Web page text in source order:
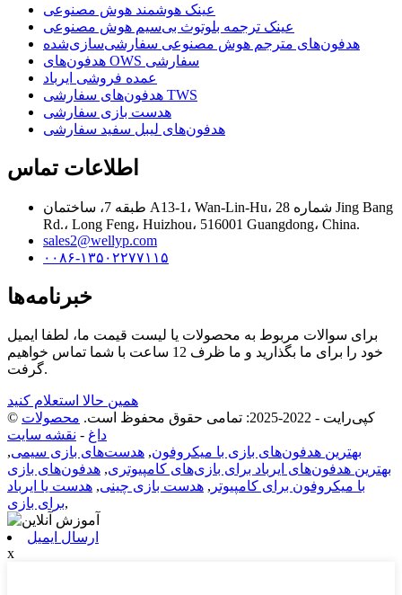
عینک هوشمند هوش مصنوعی
عینک ترجمه بلوتوث بی‌سیم هوش مصنوعی
هدفون‌های مترجم هوش مصنوعی سفارشی‌سازی‌شده
هدفون‌های OWS سفارشی
عمده فروشی ایرباد
هدفون‌های سفارشی TWS
هدست بازی سفارشی
هدفون‌های لیبل سفید سفارشی
اطلاعات تماس
طبقه 7، ساختمان A13-1، Wan-Lin-Hu، شماره 28 Jing Bang
Rd.، Long Feng، Huizhou، 516001 Guangdong، China.
sales2@wellyp.com
۰۰۸۶-۱۳۵۰۲۲۷۷۱۱۵
خبرنامه‌ها
برای سوالات مربوط به محصولات یا لیست قیمت ما، لطفا ایمیل
خود را برای ما بگذارید و ما ظرف 12 ساعت با شما تماس خواهیم
گرفت.
همین حالا استعلام کنید
© کپی‌رایت - 2022-2025: تمامی حقوق محفوظ است.
محصولات
داغ - نقشه سایت
بهترین هدفون‌های بازی با میکروفون, هدست‌های بازی سیمی,
بهترین هدفون‌های ایرباد برای بازی‌های کامپیوتری, هدفون‌های بازی
با میکروفون برای کامپیوتر , هدست بازی چینی, هدست یا ایرباد
برای بازی,
ارسال ایمیل
x